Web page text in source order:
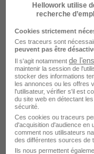
Hellowork utilise
recherche
Cookies strictement
Ces traceurs sont
peuvent pas être
Il s'agit notamment de
maintenir la session de
stocker des informations
les annonces ou les offres
l'utilisateur, vérifier s'il est
du site web en détectant
sécurité.
Ces cookies ou traceurs
d'acquisition d'audience en
comment nos utilisateurs
des différentes sources de
Ils nous permettent